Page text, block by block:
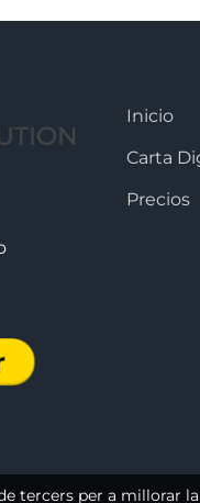
Inicio
Carta
Precios
tercers per a millorar